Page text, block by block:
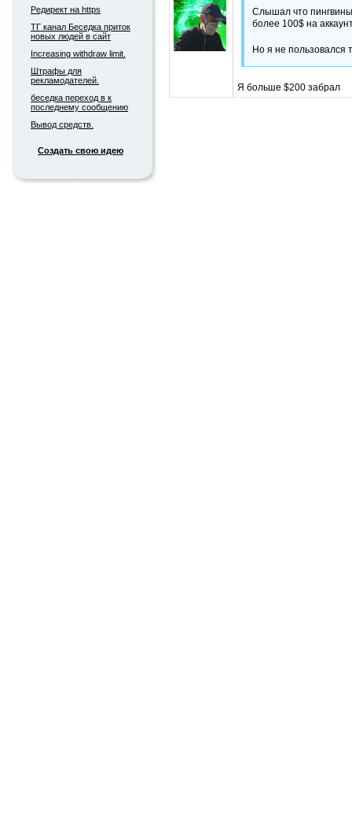
Редирект на https
ТГ канал Беседка приток
новых людей в сайт
Increasing withdraw limit.
Штрафы для
рекламодателей.
беседка переход в к
последнему сообщению
Вывод средств.
Создать свою идею
Слышал что
более 100$ на
Но я не пользовался
Я больше $200 забрал